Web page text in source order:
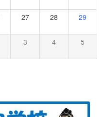
27 28 29
3 4 5